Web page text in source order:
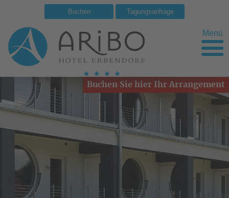
Buchen Tagungsanfrage
Menü
Buchen Sie hier Ihr Arrangement